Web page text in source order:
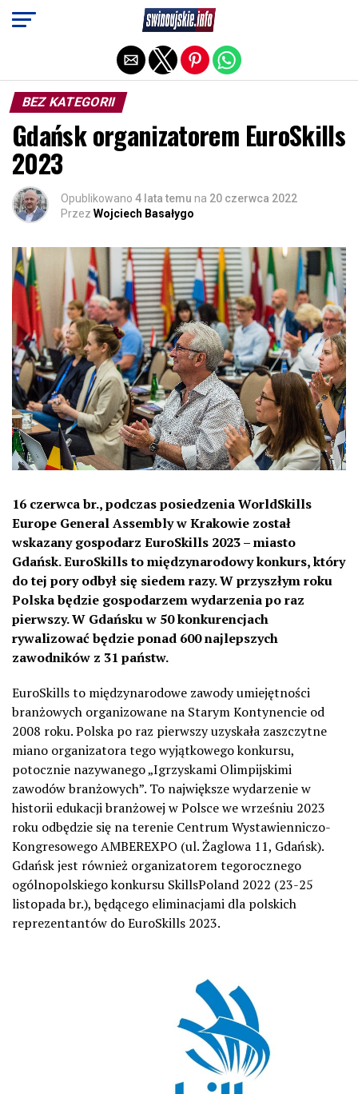
BEZ KATEGORII
Gdańsk organizatorem EuroSkills
2023
Opublikowano 4 lata temu na 20 czerwca 2022
Przez Wojciech Basałygo
16 czerwca br., podczas posiedzenia WorldSkills
Europe General Assembly w Krakowie został
wskazany gospodarz EuroSkills 2023 – miasto
Gdańsk. EuroSkills to międzynarodowy konkurs, który
do tej pory odbył się siedem razy. W przyszłym roku
Polska będzie gospodarzem wydarzenia po raz
pierwszy. W Gdańsku w 50 konkurencjach
rywalizować będzie ponad 600 najlepszych
zawodników z 31 państw.
EuroSkills to międzynarodowe zawody umiejętności
branżowych organizowane na Starym Kontynencie od
2008 roku. Polska po raz pierwszy uzyskała zaszczytne
miano organizatora tego wyjątkowego konkursu,
potocznie nazywanego „Igrzyskami Olimpijskimi
zawodów branżowych”. To największe wydarzenie w
historii edukacji branżowej w Polsce we wrześniu 2023
roku odbędzie się na terenie Centrum Wystawienniczo-
Kongresowego AMBEREXPO (ul. Żaglowa 11, Gdańsk).
Gdańsk jest również organizatorem tegorocznego
ogólnopolskiego konkursu SkillsPoland 2022 (23-25
listopada br.), będącego eliminacjami dla polskich
reprezentantów do EuroSkills 2023.
Exit mobile version